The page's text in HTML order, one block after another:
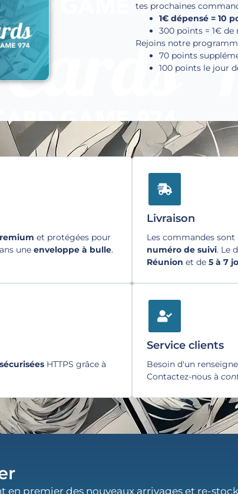
tes prochaines
1€ dépensé = 10
300 points = 1€ de
Rejoins notre
70 points
100 points le jour
et protégées pour
une enveloppe à bulle.
Livraison
Les commandes sont
numéro de suivi. Le
Réunion et de 5 à 7
sécurisées HTTPS grâce à
Service clients
Besoin d'un
Contactez-nous à
en premier des nouveaux arrivages et re-